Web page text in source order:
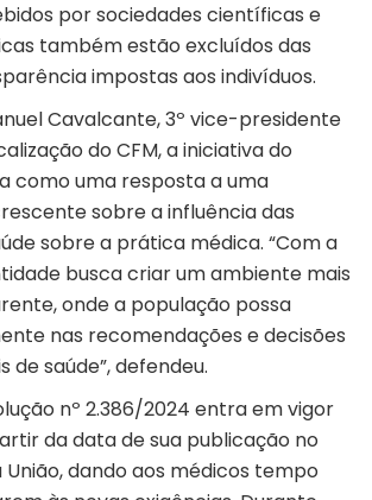
por sociedades científicas e
também estão excluídos das
impostas aos indivíduos.
Cavalcante, 3º vice-presidente
do CFM, a iniciativa do
como uma resposta a uma
sobre a influência das
sobre a prática médica. “Com a
busca criar um ambiente mais
onde a população possa
nas recomendações e decisões
de saúde”, defendeu.
nº 2.386/2024 entra em vigor
da data de sua publicação no
União, dando aos médicos tempo